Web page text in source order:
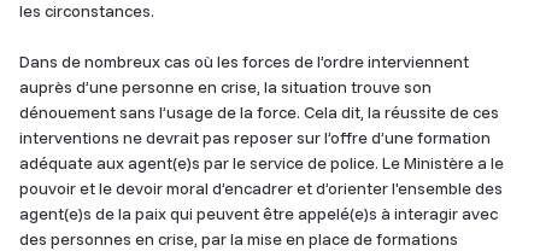
les circonstances.
Dans de nombreux cas où les forces de l’ordre interviennent
auprès d’une personne en crise, la situation trouve son
dénouement sans l’usage de la force. Cela dit, la réussite de ces
interventions ne devrait pas reposer sur l’offre d’une formation
adéquate aux agent(e)s par le service de police. Le Ministère a le
pouvoir et le devoir moral d’encadrer et d’orienter l'ensemble des
agent(e)s de la paix qui peuvent être appelé(e)s à interagir avec
des personnes en crise, par la mise en place de formations